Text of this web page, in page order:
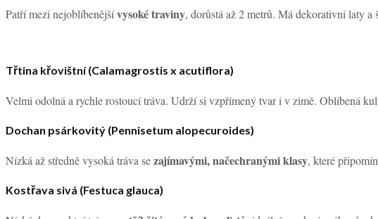
Patří mezi nejoblíbenějšívysoké traviny, dorůstá až 2 metrů. Má dekorativní laty
Třtina křovištní (Calamagrostis x acutiflora)
Velmi odolná a rychle rostoucí tráva. Udrží si vzpřímený tvar i v zimě. Oblíbená
Dochan psárkovitý (Pennisetum alopecuroides)
Nízká až středně vysoká tráva sezajímavými, načechranými klasy, které
Kostřava sivá (Festuca glauca)